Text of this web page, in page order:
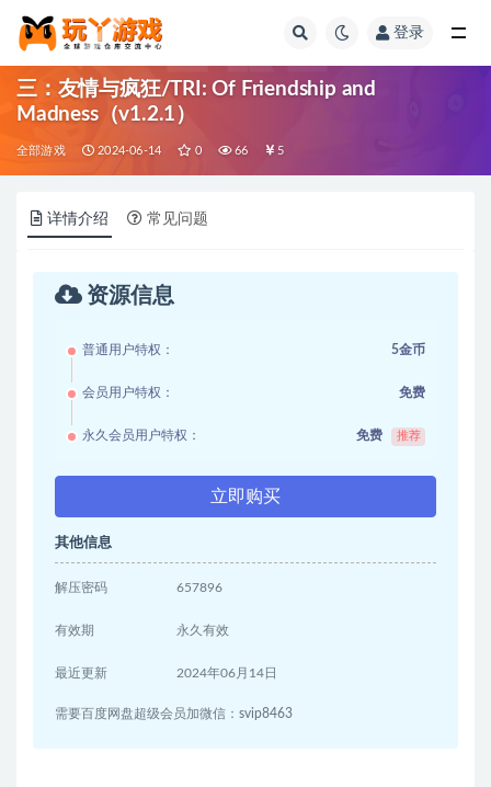
登录
三：友情与疯狂/TRI: Of Friendship and
Madness（v1.2.1）
全部游戏 2024-06-14 0 66 5
详情介绍 常见问题
资源信息
普通用户特权： 5金币
会员用户特权： 免费
永久会员用户特权： 免费 推荐
立即购买
其他信息
解压密码 657896
有效期 永久有效
最近更新 2024年06月14日
需要百度网盘超级会员加微信：svip8463